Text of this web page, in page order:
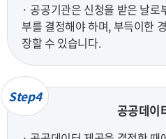
· 공공기관은 신청을 받은 날
부를 결정해야 하며, 부득이한
장할 수 있습니다.
Step4
공공데이